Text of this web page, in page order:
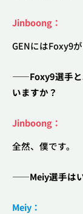
Jinboong：
GENにはFoxy9
――Foxy9選手と
いますか？
Jinboong：
全然、僕です。
――Meiy選手は
Meiy：